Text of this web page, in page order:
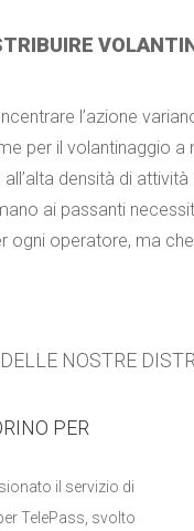
l’azione
per il volantinaggio a
all’alta densità di
ai passanti
ogni operatore, ma
NOSTRE
PER
il servizio di
TelePass, svolto